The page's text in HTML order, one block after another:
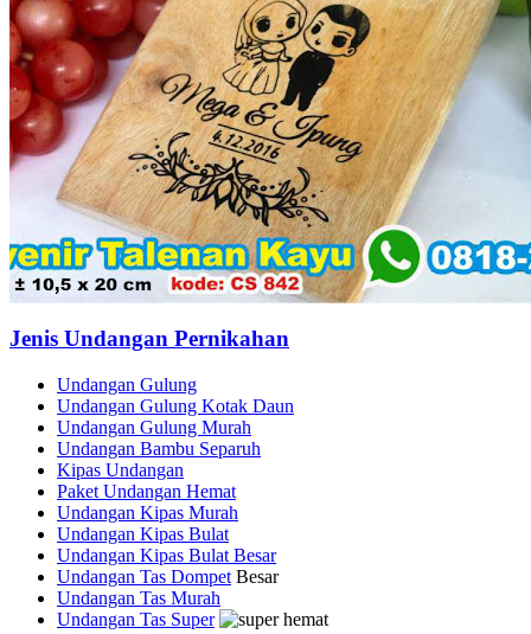
Jenis Undangan Pernikahan
Undangan Gulung
Undangan Gulung Kotak Daun
Undangan Gulung Murah
Undangan Bambu Separuh
Kipas Undangan
Paket Undangan Hemat
Undangan Kipas Murah
Undangan Kipas Bulat
Undangan Kipas Bulat Besar
Undangan Tas Dompet Besar
Undangan Tas Murah
Undangan Tas Super